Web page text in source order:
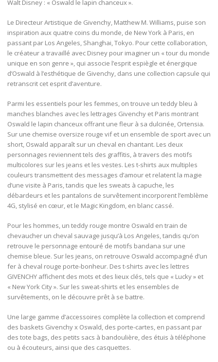
Walt Disney : « Oswald le lapin chanceux ».
Le Directeur Artistique de Givenchy, Matthew M. Williams, puise son
inspiration aux quatre coins du monde, de New York à Paris, en
passant par Los Angeles, Shanghai, Tokyo. Pour cette collaboration,
le créateur a travaillé avec Disney pour imaginer un « tour du monde
unique en son genre », qui associe l’esprit espiègle et énergique
d’Oswald à l’esthétique de Givenchy, dans une collection capsule qui
retranscrit cet esprit d’aventure.
Parmi les essentiels pour les femmes, on trouve un teddy bleu à
manches blanches avec les lettrages Givenchy et Paris montrant
Oswald le lapin chanceux offrant une fleur à sa dulcinée, Ortensia.
Sur une chemise oversize rouge vif et un ensemble de sport avec un
short, Oswald apparaît sur un cheval en chantant. Les deux
personnages reviennent tels des graffitis, à travers des motifs
multicolores sur les jeans et les vestes. Les t-shirts aux multiples
couleurs transmettent des messages d’amour et relatent la magie
d’une visite à Paris, tandis que les sweats à capuche, les
débardeurs et les pantalons de survêtement incorporent l’emblème
4G, stylisé en cœur, et le Magic Kingdom, en blanc cassé.
Pour les hommes, un teddy rouge montre Oswald en train de
chevaucher un cheval sauvage jusqu’à Los Angeles, tandis qu’on
retrouve le personnage entouré de motifs bandana sur une
chemise bleue. Sur les jeans, on retrouve Oswald accompagné d’un
fer à cheval rouge porte-bonheur. Des t-shirts avec les lettres
GIVENCHY affichent des mots et des lieux clés, tels que « Lucky » et
« New York City ». Sur les sweat-shirts et les ensembles de
survêtements, on le découvre prêt à se battre.
Une large gamme d’accessoires complète la collection et comprend
des baskets Givenchy x Oswald, des porte-cartes, en passant par
des tote bags, des petits sacs à bandoulière, des étuis à téléphone
ou à écouteurs, ainsi que des casquettes.